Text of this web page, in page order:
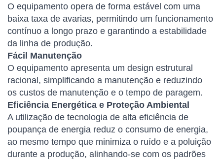
O equipamento opera de forma estável com uma
baixa taxa de avarias, permitindo um funcionamento
contínuo a longo prazo e garantindo a estabilidade
da linha de produção.
Fácil Manutenção
O equipamento apresenta um design estrutural
racional, simplificando a manutenção e reduzindo
os custos de manutenção e o tempo de paragem.
Eficiência Energética e Proteção Ambiental
A utilização de tecnologia de alta eficiência de
poupança de energia reduz o consumo de energia,
ao mesmo tempo que minimiza o ruído e a poluição
durante a produção, alinhando-se com os padrões